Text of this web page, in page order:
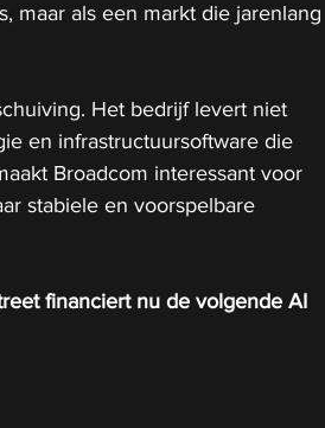
maar als een markt die jarenlang
Het bedrijf levert niet
en infrastructuursoftware die
Broadcom interessant voor
stabiele en voorspelbare
financiert nu de volgende AI